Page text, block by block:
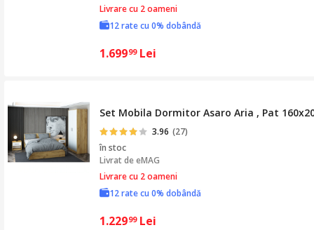
Livrare cu 2 oameni
12 rate cu 0% dobândă
1.69999 Lei
Set Mobila Dormitor Asaro Aria , Pat
3.96 (27)
în stoc
Livrat deeMAG
Livrare cu 2 oameni
12 rate cu 0% dobândă
1.22999 Lei